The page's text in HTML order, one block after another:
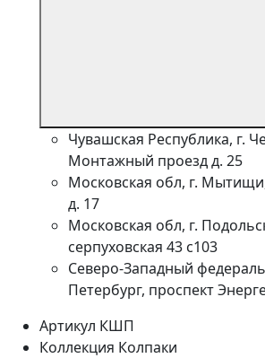
Чувашская Республика, г.
Монтажный проезд д. 25
Московская обл, г.
д. 17
Московская обл, г.
серпуховская 43 с103
Северо-Западный
Петербург, проспект
Артикул КШП
Коллекция Колпаки